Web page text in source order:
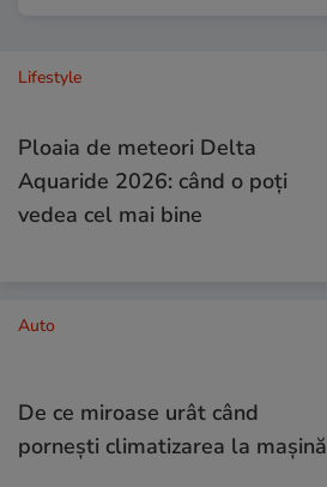
Lifestyle
Ploaia de meteori Delta
Aquaride 2026: când o poți
vedea cel mai bine
Auto
De ce miroase urât când
pornești climatizarea la mașină